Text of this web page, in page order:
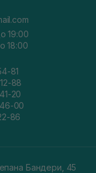
19:00
18:00
81
88
20
00
86
Бандери, 45